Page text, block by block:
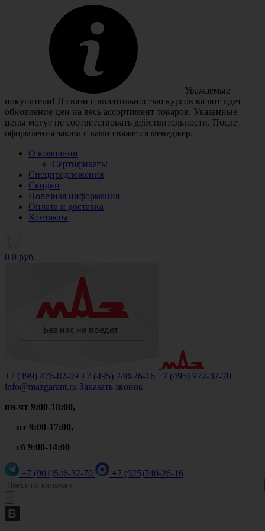
Уважаемые
покупатели! В связи с волатильностью курсов валют идет
обновление цен на весь ассортимент товаров. Указанные
цены могут не соответствовать действительности. После
оформления заказа с вами свяжется менеджер.
О компании
Сертификаты
Спецпредложения
Скидки
Полезная информация
Оплата и доставка
Контакты
0 0 руб.
+7 (499) 476-82-09 +7 (495) 740-26-16 +7 (495) 972-32-70
info@mazgarant.ru Заказать звонок
пн-чт 9:00-18:00,
пт 9:00-17:00,
сб 9:00-14:00
+7 (901)546-32-70 +7 (925)740-26-16